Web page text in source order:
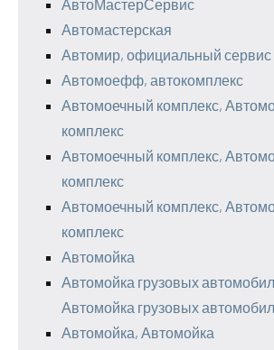
АвтоМастерСервис
Автомастерская
Автомир, официальный сервис
Автомоефф, автокомплекс
Автомоечный комплекс,
комплекс
Автомоечный комплекс,
комплекс
Автомоечный комплекс,
комплекс
Автомойка
Автомойка грузовых
Автомойка грузовых
Автомойка, Автомойка